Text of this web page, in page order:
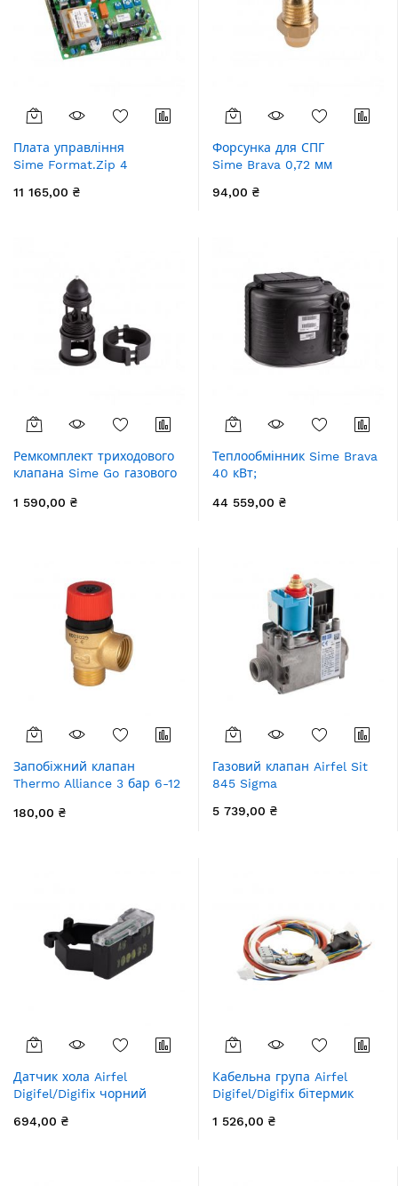
Плата управління
Sime Format.Zip 4
11 165,00 ₴
Форсунка для СПГ
Sime Brava 0,72 мм
94,00 ₴
Ремкомплект триходового
клапана Sime Go газового
1 590,00 ₴
Теплообмінник Sime Brava
40 кВт;
44 559,00 ₴
Запобіжний клапан
Thermo Alliance 3 бар 6-12
180,00 ₴
Газовий клапан Airfel Sit
845 Sigma
5 739,00 ₴
Датчик хола Airfel
Digifel/Digifix чорний
694,00 ₴
Кабельна група Airfel
Digifel/Digifix бітермик
1 526,00 ₴